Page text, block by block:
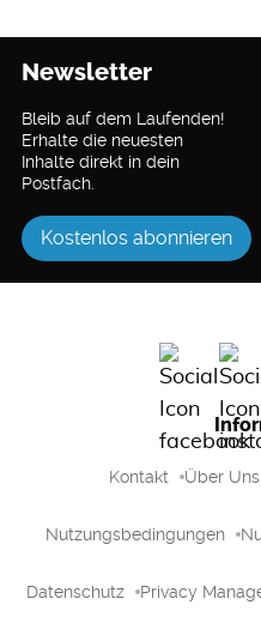
Newsletter
Bleib auf dem Laufenden!
Erhalte die neuesten
Inhalte direkt in dein
Postfach.
Kostenlos abonnieren
Kontakt Über Uns
Nutzungsbedingungen
Datenschutz Privacy